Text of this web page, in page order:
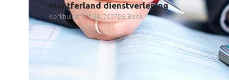
Montferland dienstverlening
Kerkhuisstraat 20, 7037DE Beek